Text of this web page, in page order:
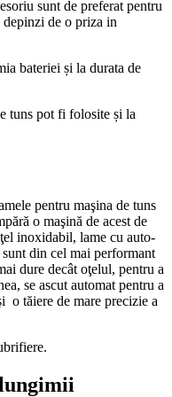
sunt de preferat pentru
depinzi de o priza in
bateriei și la durata de
tuns pot fi folosite și la
pentru maşina de tuns
o maşină de acest de
inoxidabil, lame cu auto-
sunt din cel mai performant
dure decât oţelul, pentru a
se ascut automat pentru a
o tăiere de mare precizie a